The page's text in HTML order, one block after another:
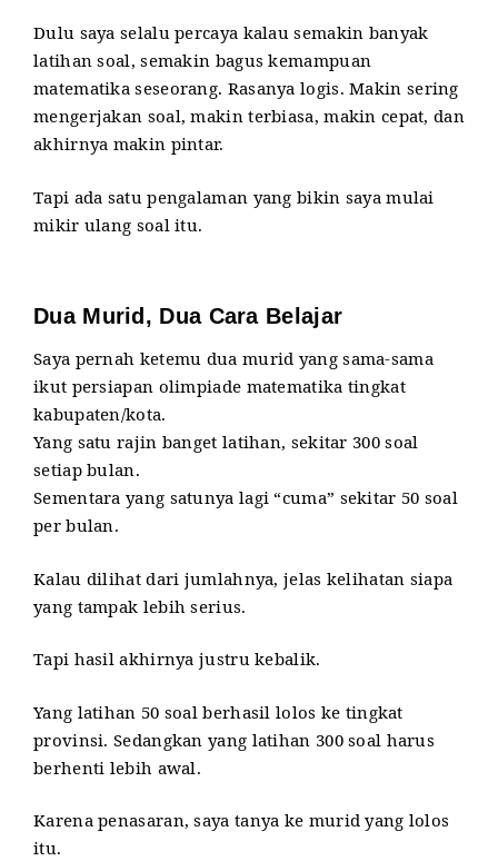
Dulu saya selalu percaya kalau semakin banyak
latihan soal, semakin bagus kemampuan
matematika seseorang. Rasanya logis.Makin sering
mengerjakan soal, makin terbiasa, makin cepat, dan
akhirnya makin pintar.
Tapi ada satu pengalaman yang bikin saya mulai
mikir ulang soal itu.
Dua Murid, Dua Cara Belajar
Saya pernah ketemu dua murid yang sama-sama
ikut persiapan olimpiade matematika tingkat
kabupaten/kota.
Yang satu rajin banget latihan, sekitar 300 soal
setiap bulan.
Sementara yang satunya lagi “cuma” sekitar 50 soal
per bulan.
Kalau dilihat dari jumlahnya, jelas kelihatan siapa
yang tampak lebih serius.
Tapi hasil akhirnya justru kebalik.
Yang latihan 50 soal berhasil lolos ke tingkat
provinsi. Sedangkan yang latihan 300 soal harus
berhenti lebih awal.
Karena penasaran, saya tanya ke murid yang lolos
itu.